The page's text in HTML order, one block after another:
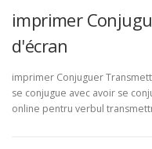
imprimer
d'écran
imprimer Conjuguer
se conjugue avec avoir se
online pentru verbul